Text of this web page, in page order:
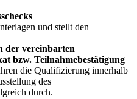
und stellt den
der vereinbarten
bzw. Teilnahmebestätigung
die Qualifizierung innerhalb
des
durch.